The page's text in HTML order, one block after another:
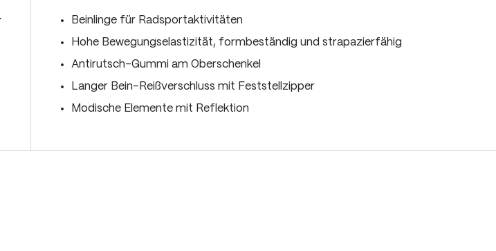
Beinlinge für Radsportaktivitäten
Hohe Bewegungselastizität, formbeständig und strapazierfähig
Antirutsch-Gummi am Oberschenkel
Langer Bein-Reißverschluss mit Feststellzipper
Modische Elemente mit Reflektion